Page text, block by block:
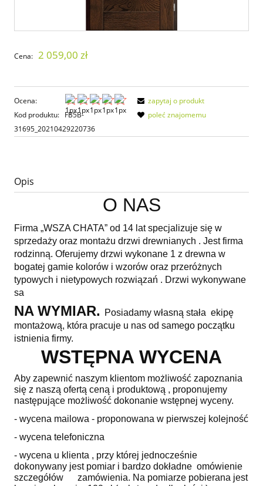
Cena: 2 059,00 zł
Ocena:
Kod produktu: FB5B-
31695_20210429220736
zapytaj o produkt
poleć znajomemu
Opis
O NAS
Firma „WSZA CHATA” od 14 lat specjalizuje się w
sprzedaży oraz montażu drzwi drewnianych . Jest firma
rodzinną. Oferujemy drzwi wykonane 1 z drewna w
bogatej gamie kolorów i wzorów oraz przeróżnych
typowych i nietypowych rozwiązań . Drzwi wykonywane
sa
NA WYMIAR.
Posiadamy własną stała ekipę
montażową, która pracuje u nas od samego początku
istnienia firmy.
WSTĘPNA WYCENA
Aby zapewnić naszym klientom możliwość zapoznania
się z naszą ofertą ceną i produktową , proponujemy
następujące możliwość dokonanie wstępnej wyceny.
- wycena mailowa - proponowana w pierwszej kolejność
- wycena telefoniczna
- wycena u klienta , przy której jednocześnie
dokonywany jest pomiar i bardzo dokładne omówienie
szczegółów zamówienia. Na pomiarze pobierana jest